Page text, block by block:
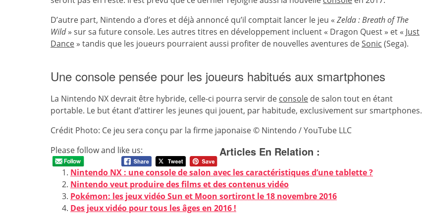
D’autre part, Nintendo a d’ores et déjà annoncé qu’il comptait lancer le jeu « Zelda : Breath of The
Wild» sur sa future console. Les autres titres en développement incluent « Dragon Quest » et « Just
Dance » tandis que les joueurs pourraient aussi profiter de nouvelles aventures deSonic (Sega).
Une console pensée pour les joueurs habitués aux smartphones
La Nintendo NX devrait être hybride, celle-ci pourra servir de console de salon tout en étant
portable. Le but étant d’attirer les jeunes qui jouent, par habitude, exclusivement sur smartphones.
Crédit Photo: Ce jeu sera conçu par la firme japonaise © Nintendo / YouTube LLC
Please follow and like us:
Articles En Relation :
Nintendo NX : une console de salon avec les caractéristiques d’une tablette ?
Nintendo veut produire des films et des contenus vidéo
Pokémon: les jeux vidéo Sun et Moon sortiront le 18 novembre 2016
Des jeux vidéo pour tous les âges en 2016 !